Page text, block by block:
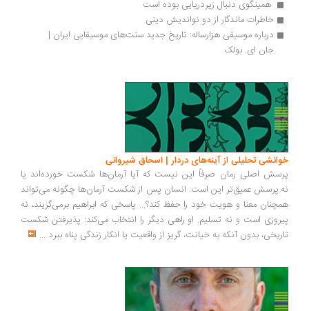
همینگوی دنبال زیردریایی بوده است
خاطرات ماندگار از دو نواندیش دینی
درباره موسیقی هزارساله: تاریخ جدید سنت‌های موسیقایی ایران |
جان‌ ای. بولک
تحلیلی از آینه‌های دردار | اسحاق شیروانی
اصلی رمان صرفاً این نیست که آیا آرمان‌ها شکست خورده‌اند یا
عمیق‌تر این است: انسان پس از شکست آرمان‌ها چگونه می‌تواند
معنا و هویت خود را حفظ کند؟... پاسخی که ابراهیم برمی‌گزیند، نه
است و نه تسلیم. او راهی دیگر را انتخاب می‌کند: پذیرفتن شکست
بدون آنکه به خیانت، گریز از واقعیت یا انکار زندگی پناه ببرد...